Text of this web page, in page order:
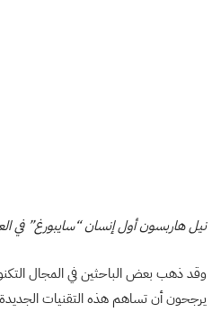
نيل هاربسون أول إنسان “سايبورغ” في
وقد ذهب بعض الباحثين في المجال
يرجحون أن تساهم هذه التقنيات